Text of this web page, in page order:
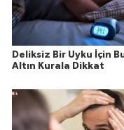
Deliksiz Bir Uyku İçin
Altın Kurala Dikkat